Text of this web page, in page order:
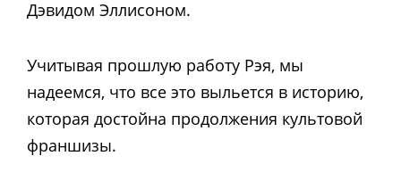
Дэвидом Эллисоном.
Учитывая прошлую работу Рэя, мы
надеемся, что все это выльется в историю,
которая достойна продолжения культовой
франшизы.